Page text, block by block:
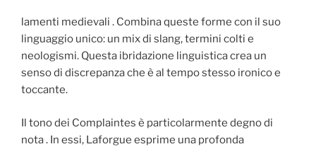
lamenti medievali . Combina queste forme con il suo
linguaggio unico: un mix di slang, termini colti e
neologismi. Questa ibridazione linguistica crea un
senso di discrepanza che è al tempo stesso ironico e
toccante.
Il tono dei Complaintes è particolarmente degno di
nota . In essi, Laforgue esprime una profonda